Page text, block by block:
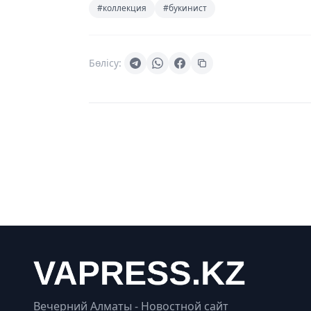
#коллекция #букинист
Бөлісу:
Вечерний Алматы - Новостной сайт